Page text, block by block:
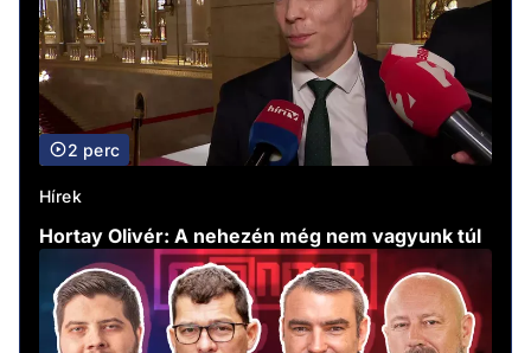
2 perc
Hírek
Hortay Olivér: A nehezén még nem vagyunk túl